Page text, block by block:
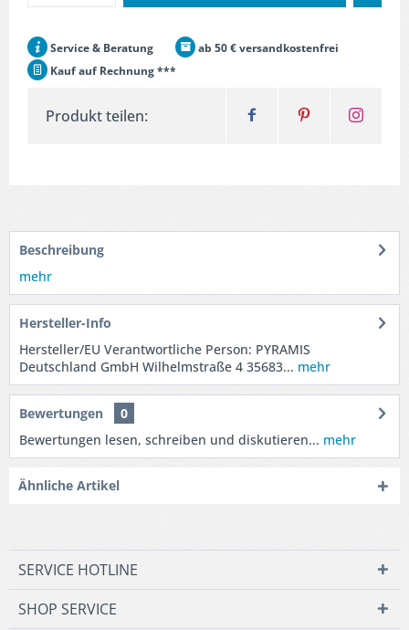
Service & Beratung
ab 50 € versandkostenfrei
Kauf auf Rechnung ***
Produkt teilen:
Beschreibung
mehr
Hersteller-Info
Hersteller/EU Verantwortliche Person: PYRAMIS
Deutschland GmbH Wilhelmstraße 4 35683... mehr
Bewertungen
0
Bewertungen lesen, schreiben und diskutieren... mehr
Ähnliche Artikel
SERVICE HOTLINE
SHOP SERVICE